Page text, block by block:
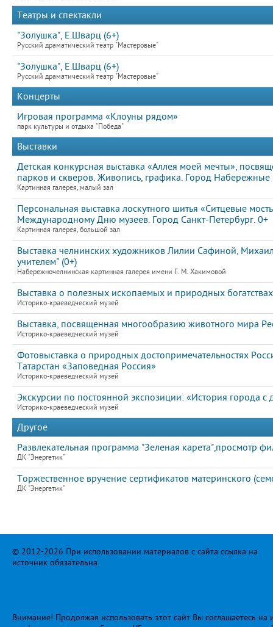
Театры и спектакли
"Золушка", Е.Шварц (6+)
Русский драматический театр "Мастеровые"
"Золушка", Е.Шварц (6+)
Русский драматический театр "Мастеровые"
Концерты
Игровая программа «Клоуны рядом»
парк культуры и отдыха "Победа"
Выставки
Детская конкурсная выставка «Аллея моей мечты»,
парков и скверов. Живопись, графика. Город
Картинная галерея, малый зал
Персональная выставка лоскутного шитья «Ситцевые
Международному Дню музеев. Город Санкт-Петербург. 0+
Картинная галерея, большой зал
Выставка челнинских художников Лилии Сафиной,
учителем" (0+)
Набережночелнинская картинная галерея имени Г. М. Хакимовой
Выставка о полезных ископаемых и природных
Историко-краеведческий музей
Выставка, посвященная многообразию животного мира
Историко-краеведческий музей
Фотовыставка о природных достопримечательностях
Татарстан «Заповедная Россия»
Историко-краеведческий музей
Экскурсии по постоянной экспозиции: «История города
Историко-краеведческий музей
Другое
Развлекательная программа "Зеленая карета",просмотр
ДК "Энергетик"
Торжественное вручение сертификатов материнского
ДК "Энергетик"
© 2012-2026 При использовании материалов с сайта ссылка на
источник обязательна.
Внимание! Продолжая использовать этот сайт Вы соглашаетесь